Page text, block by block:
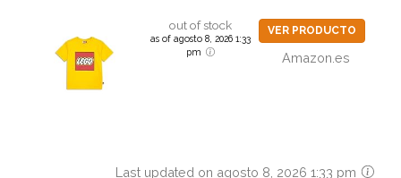
out of stock
as of agosto 8, 2026 1:33
pm
VER PRODUCTO
Amazon.es
Last updated on agosto 8, 2026 1:33 pm